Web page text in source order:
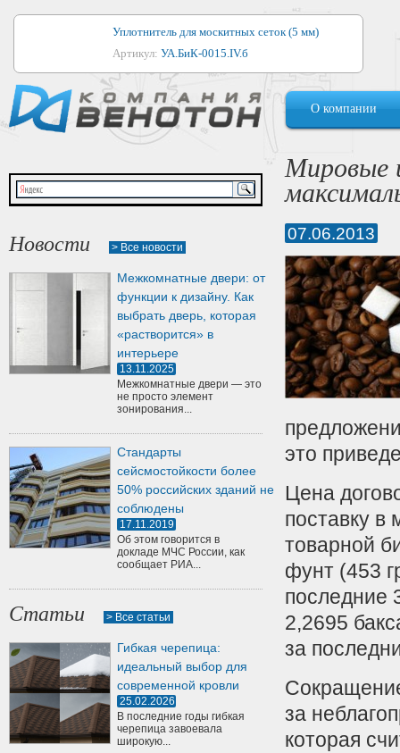
Уплотнитель для москитных сеток (5 мм)
Артикул: УА.БиК-0015.IV.б
Уплотнитель для алюминиевых окон
Артикул:1044
Уплотнитель для деревянных окон
Артикул:УМ.БиК-0062.IV.б
Уплотнитель лоджиевый для (4, 5, 6 мм)
Уплотнитель для деревянных дверей
Артикул:
О компании
Новости > Все новости
Межкомнатные двери: от
функции к дизайну. Как
выбрать дверь, которая
«растворится» в
интерьере
13.11.2025
Межкомнатные двери — это
не просто элемент
зонирования...
Стандарты
сейсмостойкости более
50% российских зданий не
соблюдены
17.11.2019
Об этом говорится в
докладе МЧС России, как
сообщает РИА...
Статьи > Все статьи
Гибкая черепица:
идеальный выбор для
современной кровли
25.02.2026
В последние годы гибкая
черепица завоевала
широкую...
Мировые
07.06.2013
это
Цена
поставку
товарной
фунт (453
последние
2,2695
за
за
которая